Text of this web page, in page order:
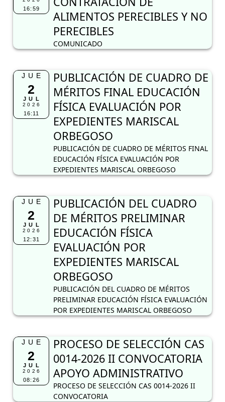
16:59
ALIMENTOS PERECIBLES Y NO
PERECIBLES
COMUNICADO
JUE
2
JUL
2026
16:11
PUBLICACIÓN DE CUADRO DE
MÉRITOS FINAL EDUCACIÓN
FÍSICA EVALUACIÓN POR
EXPEDIENTES MARISCAL
ORBEGOSO
PUBLICACIÓN DE CUADRO DE MÉRITOS FINAL
EDUCACIÓN FÍSICA EVALUACIÓN POR
EXPEDIENTES MARISCAL ORBEGOSO
JUE
2
JUL
2026
12:31
PUBLICACIÓN DEL CUADRO
DE MÉRITOS PRELIMINAR
EDUCACIÓN FÍSICA
EVALUACIÓN POR
EXPEDIENTES MARISCAL
ORBEGOSO
PUBLICACIÓN DEL CUADRO DE MÉRITOS
PRELIMINAR EDUCACIÓN FÍSICA EVALUACIÓN
POR EXPEDIENTES MARISCAL ORBEGOSO
JUE
2
JUL
2026
08:26
PROCESO DE SELECCIÓN CAS
0014-2026 II CONVOCATORIA
APOYO ADMINISTRATIVO
PROCESO DE SELECCIÓN CAS 0014-2026 II
CONVOCATORIA